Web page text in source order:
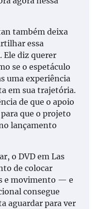
também deixa
essa
Ele diz querer
se o espetáculo
uma experiência
em sua trajetória.
de que o apoio
que o projeto
lançamento
o DVD em Las
de colocar
e movimento — e
consegue
aguardar para ver